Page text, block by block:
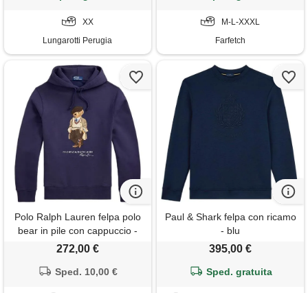
XX
Lungarotti Perugia
M-L-XXXL
Farfetch
Polo Ralph Lauren felpa polo
bear in pile con cappuccio -
blu
272,00 €
Sped. 10,00 €
Paul & Shark felpa con ricamo
- blu
395,00 €
Sped. gratuita